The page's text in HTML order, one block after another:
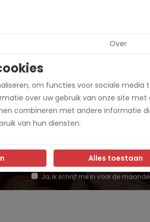
Ja, ik schrijf me in voor de
Over
om functies voor sociale media
over uw gebruik van onze site met
combineren met andere informatie
van hun diensten.
Alles toestaan